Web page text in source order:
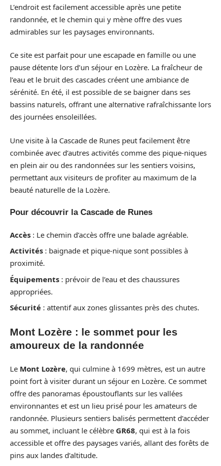
L’endroit est facilement accessible après une petite
randonnée, et le chemin qui y mène offre des vues
admirables sur les paysages environnants.
Ce site est parfait pour une escapade en famille ou une
pause détente lors d’un séjour en Lozère. La fraîcheur de
l’eau et le bruit des cascades créent une ambiance de
sérénité. En été, il est possible de se baigner dans ses
bassins naturels, offrant une alternative rafraîchissante lors
des journées ensoleillées.
Une visite à la Cascade de Runes peut facilement être
combinée avec d’autres activités comme des pique-niques
en plein air ou des randonnées sur les sentiers voisins,
permettant aux visiteurs de profiter au maximum de la
beauté naturelle de la Lozère.
Pour découvrir la Cascade de Runes
Accès : Le chemin d’accès offre une balade agréable.
Activités : baignade et pique-nique sont possibles à
proximité.
Équipements : prévoir de l’eau et des chaussures
appropriées.
Sécurité : attentif aux zones glissantes près des chutes.
Mont Lozère : le sommet pour les
amoureux de la randonnée
Le Mont Lozère, qui culmine à 1699 mètres, est un autre
point fort à visiter durant un séjour en Lozère. Ce sommet
offre des panoramas époustouflants sur les vallées
environnantes et est un lieu prisé pour les amateurs de
randonnée. Plusieurs sentiers balisés permettent d’accéder
au sommet, incluant le célèbre GR68, qui est à la fois
accessible et offre des paysages variés, allant des forêts de
pins aux landes d’altitude.